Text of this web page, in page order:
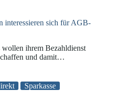
interessieren sich für AGB-
wollen ihrem Bezahldienst
und damit…
Sparkasse